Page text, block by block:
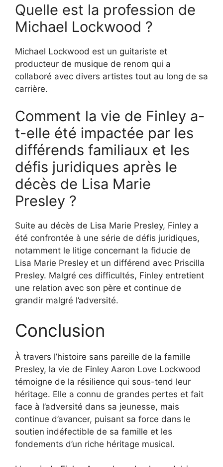
Quelle est la profession de
Michael Lockwood ?
Michael Lockwood est un guitariste et
producteur de musique de renom qui a
collaboré avec divers artistes tout au long de sa
carrière.
Comment la vie de Finley a-
t-elle été impactée par les
différends familiaux et les
défis juridiques après le
décès de Lisa Marie
Presley ?
Suite au décès de Lisa Marie Presley, Finley a
été confrontée à une série de défis juridiques,
notamment le litige concernant la fiducie de
Lisa Marie Presley et un différend avec Priscilla
Presley. Malgré ces difficultés, Finley entretient
une relation avec son père et continue de
grandir malgré l’adversité.
Conclusion
À travers l’histoire sans pareille de la famille
Presley, la vie de Finley Aaron Love Lockwood
témoigne de la résilience qui sous-tend leur
héritage. Elle a connu de grandes pertes et fait
face à l’adversité dans sa jeunesse, mais
continue d’avancer, puisant sa force dans le
soutien indéfectible de sa famille et les
fondements d’un riche héritage musical.